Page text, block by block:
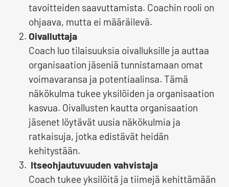
tavoitteiden saavuttamista. Coachin rooli on
ohjaava, mutta ei määräilevä.
Oivalluttaja
Coach luo tilaisuuksia oivalluksille ja auttaa
organisaation jäseniä tunnistamaan omat
voimavaransa ja potentiaalinsa. Tämä
näkökulma tukee yksilöiden ja organisaation
kasvua. Oivallusten kautta organisaation
jäsenet löytävät uusia näkökulmia ja
ratkaisuja, jotka edistävät heidän
kehitystään.
Itseohjautuvuuden vahvistaja
Coach tukee yksilöitä ja tiimejä kehittämään